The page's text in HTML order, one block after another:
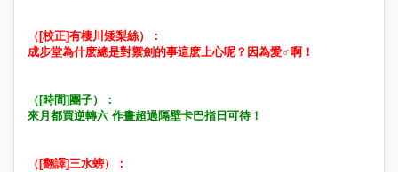
（[校正]有棲川矮梨絲）：
成步堂為什麽總是對禦劍的事這麽上心呢？因為愛♂啊！
（[時間]團子）：
來月都買逆轉六 作畫超過隔壁卡巴指日可待！
（[翻譯]三水螃）：